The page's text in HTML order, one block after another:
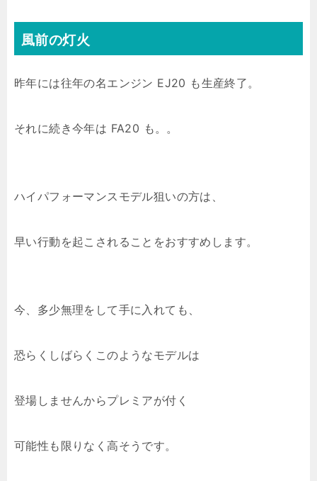
風前の灯火
昨年には往年の名エンジン EJ20 も生産終了。
それに続き今年は FA20 も。。
ハイパフォーマンスモデル狙いの方は、
早い行動を起こされることをおすすめします。
今、多少無理をして手に入れても、
恐らくしばらくこのようなモデルは
登場しませんからプレミアが付く
可能性も限りなく高そうです。